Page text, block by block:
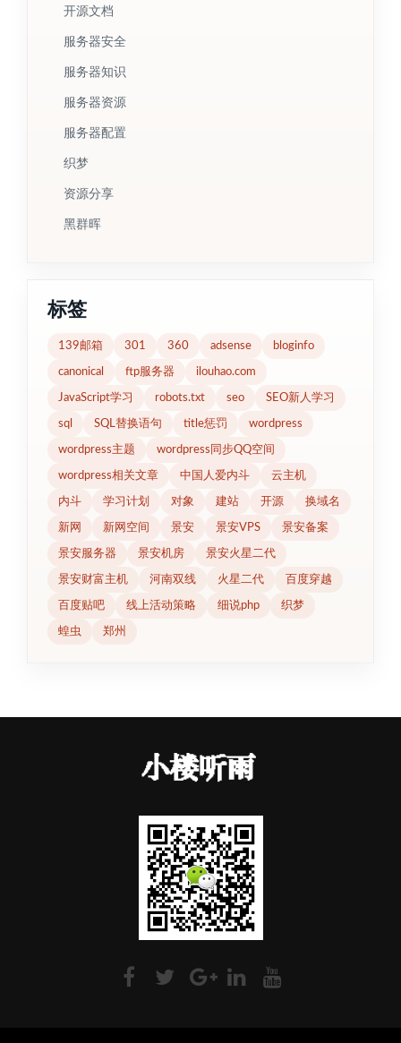
开源文档
服务器安全
服务器知识
服务器资源
服务器配置
织梦
资源分享
黑群晖
标签
139邮箱 301 360 adsense bloginfo
canonical ftp服务器 ilouhao.com
JavaScript学习 robots.txt seo SEO新人学习
sql SQL替换语句 title惩罚 wordpress
wordpress主题 wordpress同步QQ空间
wordpress相关文章 中国人爱内斗 云主机
内斗 学习计划 对象 建站 开源 换域名
新网 新网空间 景安 景安VPS 景安备案
景安服务器 景安机房 景安火星二代
景安财富主机 河南双线 火星二代 百度穿越
百度贴吧 线上活动策略 细说php 织梦
蝗虫 郑州